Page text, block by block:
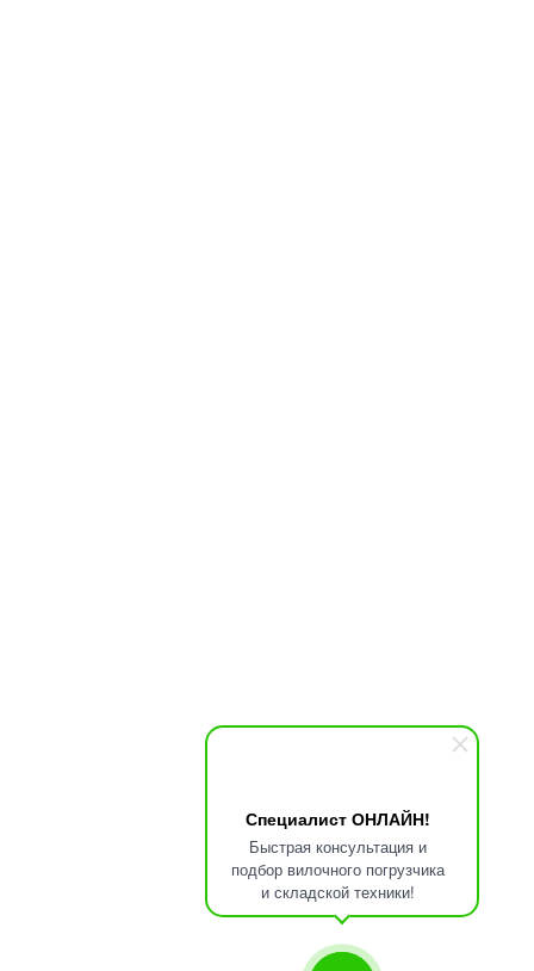
Специалист ОНЛАЙН!
Быстрая консультация и
подбор вилочного погрузчика
и складской техники!